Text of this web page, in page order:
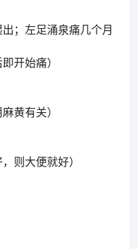
；左足涌泉痛几个月
开始痛）
黄有关）
则大便就好）